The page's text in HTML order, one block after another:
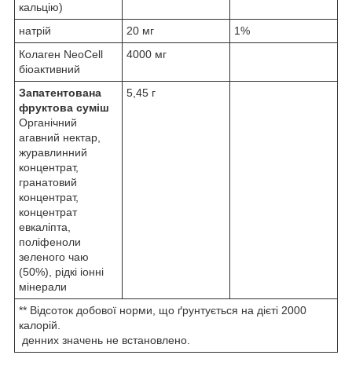
кальцію)
натрій 20 мг
1%
Колаген NeoCell
біоактивний
4000 мг
Запатентована
фруктова суміш
Органічний
агавний нектар,
журавлинний
концентрат,
гранатовий
концентрат,
концентрат
евкаліпта,
поліфеноли
зеленого чаю
(50%), рідкі іонні
мінерали
5,45 г
** Відсоток добової норми, що ґрунтується на дієті 2000
калорій.
денних значень не встановлено.